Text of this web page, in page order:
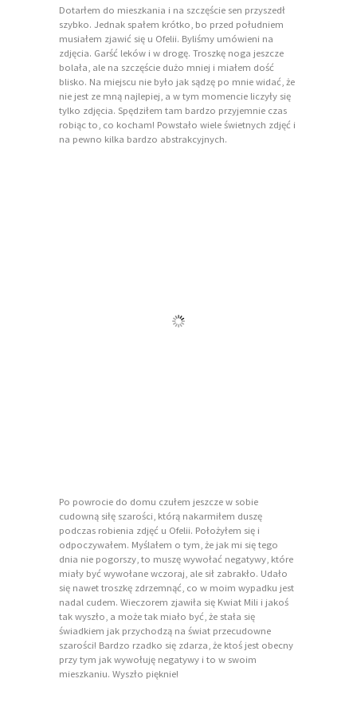
Dotarłem do mieszkania i na szczęście sen przyszedł
szybko. Jednak spałem krótko, bo przed południem
musiałem zjawić się u Ofelii. Byliśmy umówieni na
zdjęcia. Garść leków i w drogę. Troszkę noga jeszcze
bolała, ale na szczęście dużo mniej i miałem dość
blisko. Na miejscu nie było jak sądzę po mnie widać, że
nie jest ze mną najlepiej, a w tym momencie liczyły się
tylko zdjęcia. Spędziłem tam bardzo przyjemnie czas
robiąc to, co kocham! Powstało wiele świetnych zdjęć i
na pewno kilka bardzo abstrakcyjnych.
Po powrocie do domu czułem jeszcze w sobie
cudowną siłę szarości, którą nakarmiłem duszę
podczas robienia zdjęć u Ofelii. Położyłem się i
odpoczywałem. Myślałem o tym, że jak mi się tego
dnia nie pogorszy, to muszę wywołać negatywy, które
miały być wywołane wczoraj, ale sił zabrakło. Udało
się nawet troszkę zdrzemnąć, co w moim wypadku jest
nadal cudem. Wieczorem zjawiła się Kwiat Mili i jakoś
tak wyszło, a może tak miało być, że stała się
świadkiem jak przychodzą na świat przecudowne
szarości! Bardzo rzadko się zdarza, że ktoś jest obecny
przy tym jak wywołuję negatywy i to w swoim
mieszkaniu. Wyszło pięknie!